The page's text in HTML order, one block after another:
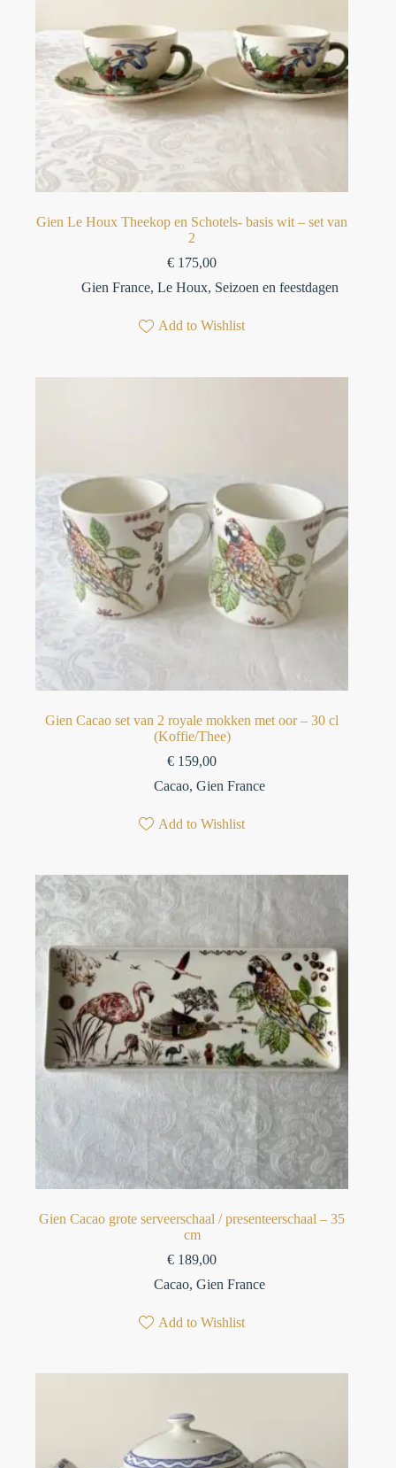
Gien Le Houx Theekop en Schotels- basis wit – set van
2
€ 175,00
Gien France, Le Houx, Seizoen en feestdagen
Add to Wishlist
Gien Cacao set van 2 royale mokken met oor – 30 cl
(Koffie/Thee)
€ 159,00
Cacao,Gien France
Add to Wishlist
Gien Cacao grote serveerschaal / presenteerschaal – 35
cm
€ 189,00
Cacao,Gien France
Add to Wishlist